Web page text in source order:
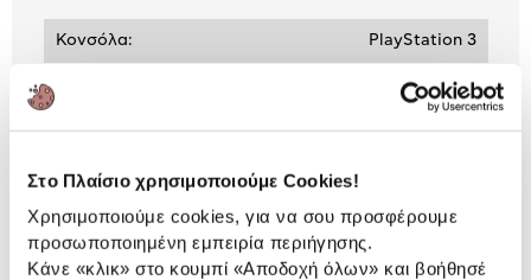
Στο Πλαίσιο χρησιμοποιούμε Cookies!
Χρησιμοποιούμε cookies, για να σου προσφέρουμε
προσωποποιημένη εμπειρία περιήγησης.
Κάνε «κλικ» στο κουμπί «Αποδοχή όλων» και βοήθησέ
Κονσόλα: PlayStation 3
Αναλυτική
παρουσίαση
Προδιαγραφές
προϊόντος
Χαρακτηριστικά